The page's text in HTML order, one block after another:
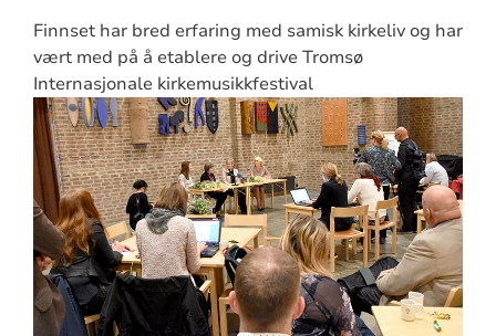
Finnset har bred erfaring med samisk kirkeliv og har
vært med på å etablere og drive Tromsø
Internasjonale kirkemusikkfestival